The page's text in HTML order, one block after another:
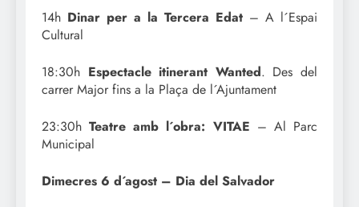
14h Dinar per a la Tercera Edat – A l´Espai
Cultural
18:30h Espectacle itinerant Wanted. Des del
carrer Major fins a la Plaça de l´Ajuntament
23:30hTeatre amb l´obra: VITAE – Al Parc
Municipal
Dimecres 6 d´agost – Dia del Salvador